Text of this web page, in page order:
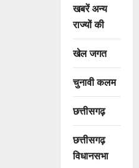
खबरें अन्य
राज्यों की
खेल जगत
चुनावी कलम
छत्तीसगढ़
छत्तीसगढ़
विधानसभा